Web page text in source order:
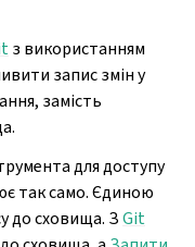
з використанням
запис змін у
замість
для доступу
так само. Єдиною
до сховища. ЗGit